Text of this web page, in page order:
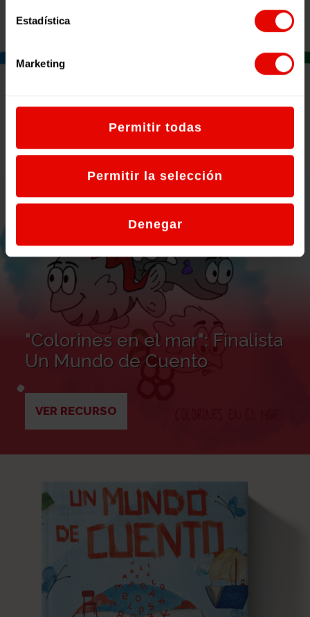
Estadística
Marketing
Permitir todas
Permitir la selección
Denegar
RECURSOS DESTACADOS
"Colorines en el mar": Finalista
Un Mundo de Cuento
VER RECURSO